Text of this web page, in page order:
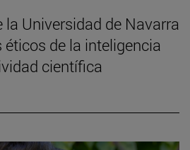
la Universidad de Navarra
de la inteligencia
científica